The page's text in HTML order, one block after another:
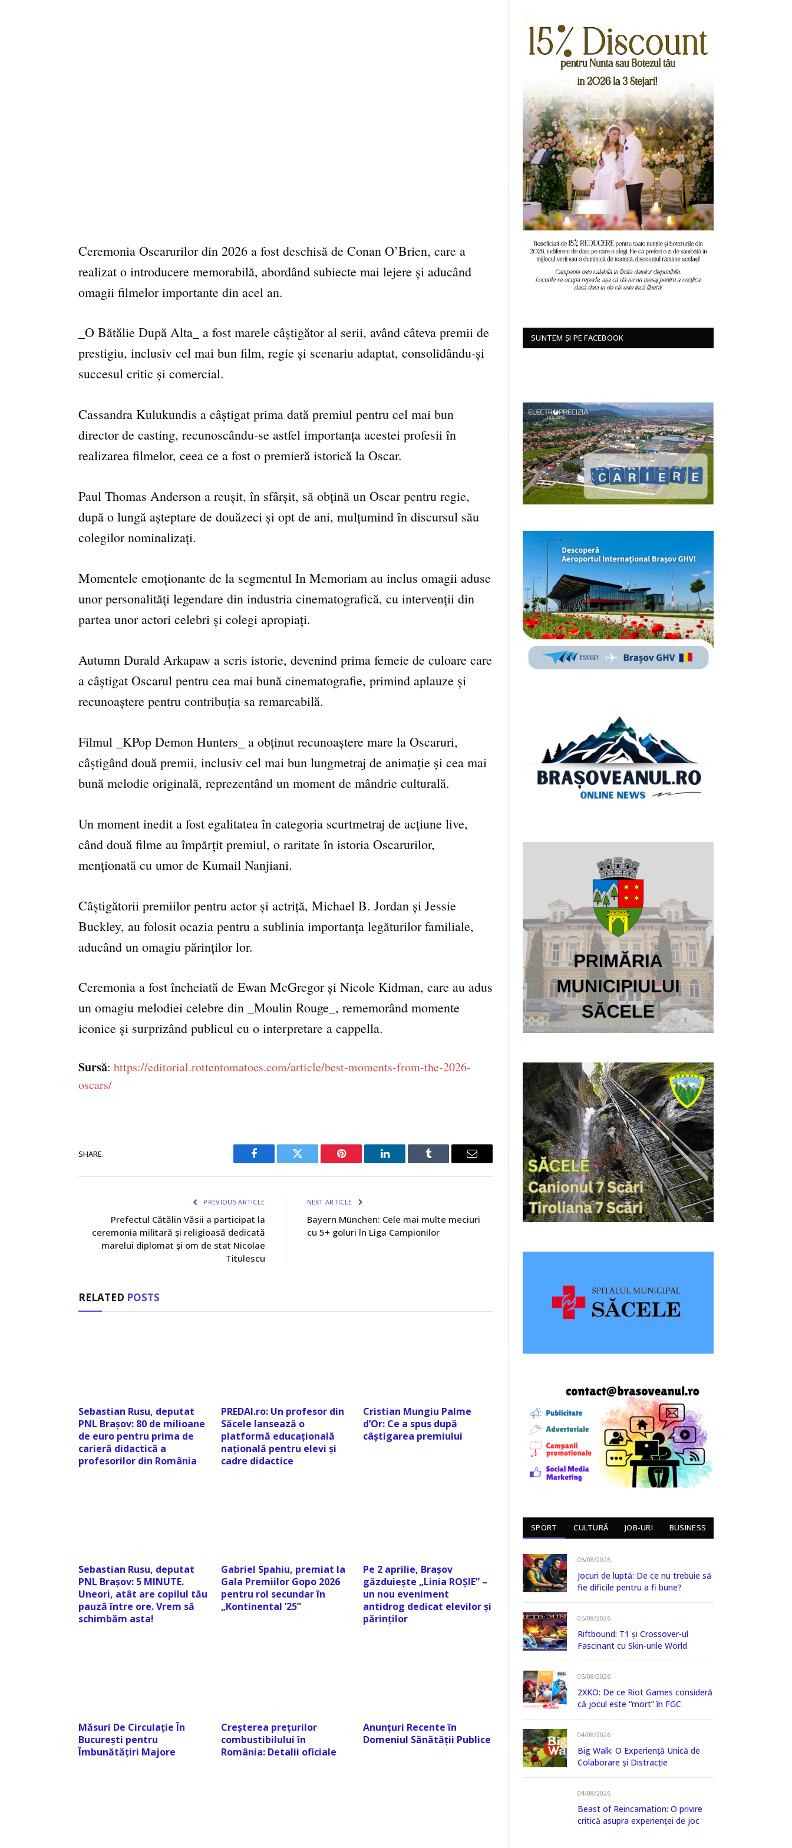
Ceremonia Oscarurilor din 2026 a fost deschisă de Conan O’Brien, care a
realizat o introducere memorabilă, abordând subiecte mai lejere și aducând
omagii filmelor importante din acel an.
_O Bătălie După Alta_ a fost marele câștigător al serii, având câteva premii de
prestigiu, inclusiv cel mai bun film, regie și scenariu adaptat, consolidându-și
succesul critic și comercial.
Cassandra Kulukundis a câștigat prima dată premiul pentru cel mai bun
director de casting, recunoscându-se astfel importanța acestei profesii în
realizarea filmelor, ceea ce a fost o premieră istorică la Oscar.
Paul Thomas Anderson a reușit, în sfârșit, să obțină un Oscar pentru regie,
după o lungă așteptare de douăzeci și opt de ani, mulțumind în discursul său
colegilor nominalizați.
Momentele emoționante de la segmentul In Memoriam au inclus omagii aduse
unor personalități legendare din industria cinematografică, cu intervenții din
partea unor actori celebri și colegi apropiați.
Autumn Durald Arkapaw a scris istorie, devenind prima femeie de culoare care
a câștigat Oscarul pentru cea mai bună cinematografie, primind aplauze și
recunoaștere pentru contribuția sa remarcabilă.
Filmul _KPop Demon Hunters_ a obținut recunoaștere mare la Oscaruri,
câștigând două premii, inclusiv cel mai bun lungmetraj de animație și cea mai
bună melodie originală, reprezentând un moment de mândrie culturală.
Un moment inedit a fost egalitatea în categoria scurtmetraj de acțiune live,
când două filme au împărțit premiul, o raritate în istoria Oscarurilor,
menționată cu umor de Kumail Nanjiani.
Câștigătorii premiilor pentru actor și actriță, Michael B. Jordan și Jessie
Buckley, au folosit ocazia pentru a sublinia importanța legăturilor familiale,
aducând un omagiu părinților lor.
Ceremonia a fost încheiată de Ewan McGregor și Nicole Kidman, care au adus
un omagiu melodiei celebre din _Moulin Rouge_, rememorând momente
iconice și surprizând publicul cu o interpretare a cappella.
Sursă: https://editorial.rottentomatoes.com/article/best-moments-from-the-2026-
oscars/
SHARE.
Facebook Twitter Pinterest LinkedIn Tumblr Email
PREVIOUS ARTICLE
Prefectul Cătălin Văsii a participat la
ceremonia militară și religioasă dedicată
marelui diplomat și om de stat Nicolae
Titulescu
NEXT ARTICLE
Bayern München: Cele mai multe meciuri
cu 5+ goluri în Liga Campionilor
RELATED POSTS
Sebastian Rusu, deputat
PNL Brașov: 80 de milioane
de euro pentru prima de
carieră didactică a
profesorilor din România
PREDAI.ro: Un profesor din
Săcele lansează o
platformă educațională
națională pentru elevi și
cadre didactice
Cristian Mungiu Palme
d’Or: Ce a spus după
câștigarea premiului
Sebastian Rusu, deputat
PNL Brașov: 5 MINUTE.
Uneori, atât are copilul tău
pauză între ore. Vrem să
schimbăm asta!
Gabriel Spahiu, premiat la
Gala Premiilor Gopo 2026
pentru rol secundar în
„Kontinental ’25”
Pe 2 aprilie, Brașov
găzduiește „Linia ROȘIE” –
un nou eveniment
antidrog dedicat elevilor și
părinților
Măsuri De Circulație În
București pentru
Îmbunătățiri Majore
Creșterea prețurilor
combustibilului în
România: Detalii oficiale
Anunțuri Recente în
Domeniul Sănătății Publice
SUNTEM ȘI PE FACEBOOK
SPORT CULTURĂ JOB-URI BUSINESS
06/08/2026
Jocuri de luptă: De ce nu trebuie să
fie dificile pentru a fi bune?
05/08/2026
Riftbound: T1 și Crossover-ul
Fascinant cu Skin-urile World
05/08/2026
2XKO: De ce Riot Games consideră
că jocul este “mort” în FGC
04/08/2026
Big Walk: O Experiență Unică de
Colaborare și Distracție
04/08/2026
Beast of Reincarnation: O privire
critică asupra experienței de joc